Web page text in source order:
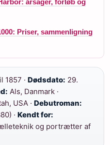
årsager, forløb og
Priser, sammenligning
1857 · Dødsdato: 29.
Als, Danmark ·
USA · Debutroman:
· Kendt for:
og portrætter af